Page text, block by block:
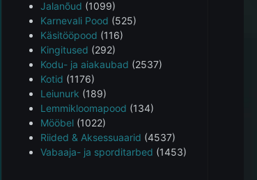
Jalanõud (1099)
Karnevali Pood (525)
Käsitööpood (116)
Kingitused (292)
Kodu- ja aiakaubad (2537)
Kotid (1176)
Leiunurk (189)
Lemmikloomapood (134)
Mööbel (1022)
Riided & Aksessuaarid (4537)
Vabaaja- ja sporditarbed (1453)